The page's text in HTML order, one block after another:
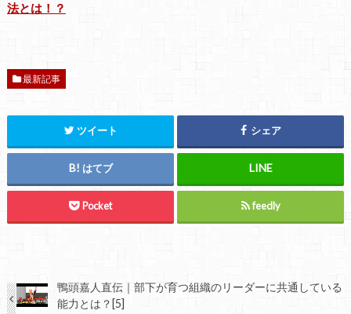
法とは！？
最新記事
ツイート シェア
はてブ
Pocket feedly
鴨頭嘉人直伝｜部下が育つ組織のリーダーに共通している
能力とは？[5]